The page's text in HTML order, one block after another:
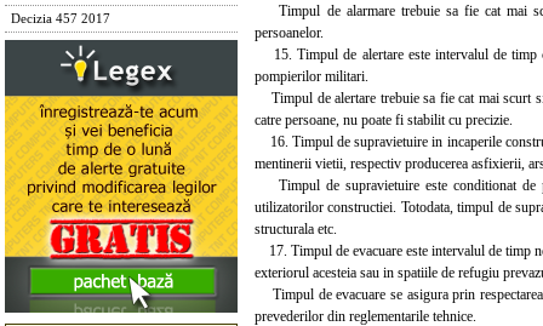
Decizia 457 2017
Timpul de alarmare trebuie sa fie cat mai
persoanelor.
15. Timpul de alertare este intervalul de timp
pompierilor militari.
Timpul de alertare trebuie sa fie cat mai scurt
catre persoane, nu poate fi stabilit cu precizie.
16. Timpul de supravietuire in incaperile
mentinerii vietii, respectiv producerea asfixierii,
Timpul de supravietuire este conditionat de
utilizatorilor constructiei. Totodata, timpul de
structurala etc.
17. Timpul de evacuare este intervalul de timp
exteriorul acesteia sau in spatiile de refugiu
Timpul de evacuare se asigura prin
prevederilor din reglementarile tehnice.